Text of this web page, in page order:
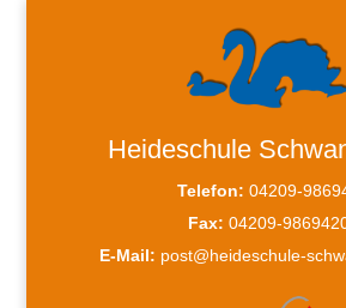
Heideschule
Telefon: 04209-
Fax: 04209-
E-Mail: post@heideschule-